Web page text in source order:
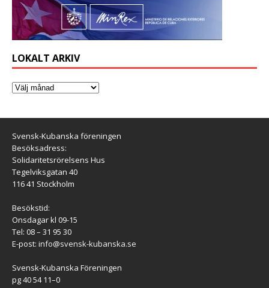
LOKALT ARKIV
Svensk-Kubanska föreningen
Besöksadress:
Solidaritetsrörelsens Hus
Tegelviksgatan 40
116 41 Stockholm
Besökstid:
Onsdagar kl 09-15
Tel: 08 – 31 95 30
E-post: info@svensk-kubanska.se
Svensk-Kubanska Föreningen
pg 40 54 11–0